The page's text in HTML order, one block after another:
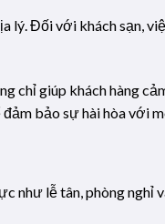
lý. Đối với khách sạn,
chỉ giúp khách hàng
bảo sự hài hòa với
như lễ tân, phòng nghỉ